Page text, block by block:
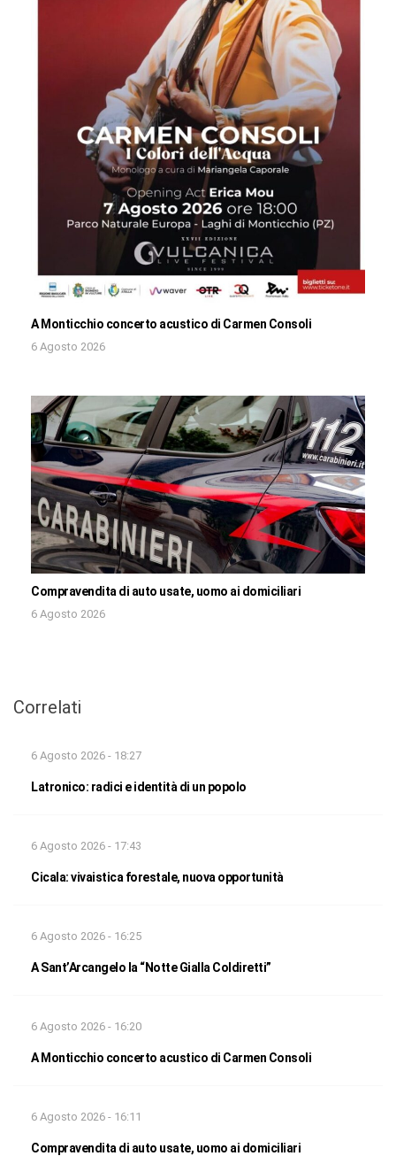
A Monticchio concerto acustico di Carmen Consoli
6 Agosto 2026
Compravendita di auto usate, uomo ai domiciliari
6 Agosto 2026
Correlati
6 Agosto 2026 - 18:27
Latronico: radici e identità di un popolo
6 Agosto 2026 - 17:43
Cicala: vivaistica forestale, nuova opportunità
6 Agosto 2026 - 16:25
A Sant’Arcangelo la “Notte Gialla Coldiretti”
6 Agosto 2026 - 16:20
A Monticchio concerto acustico di Carmen Consoli
6 Agosto 2026 - 16:11
Compravendita di auto usate, uomo ai domiciliari